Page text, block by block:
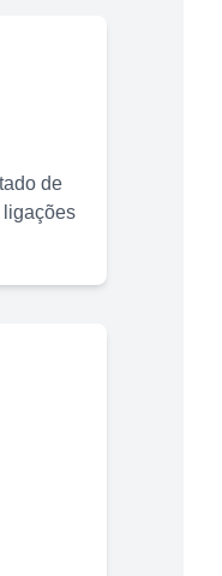
de
ligações